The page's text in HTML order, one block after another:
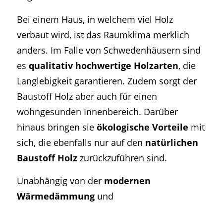
Bei einem Haus, in welchem viel Holz
verbaut wird, ist das Raumklima merklich
anders. Im Falle von Schwedenhäusern sind
es qualitativ hochwertige Holzarten, die
Langlebigkeit garantieren. Zudem sorgt der
Baustoff Holz aber auch für einen
wohngesunden Innenbereich. Darüber
hinaus bringen sie ökologische Vorteile mit
sich, die ebenfalls nur auf den natürlichen
Baustoff Holzzurückzuführen sind.
Unabhängig von der modernen
Wärmedämmungund